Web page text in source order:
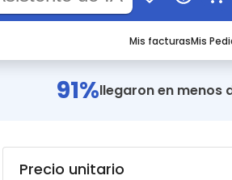
Mis facturasMis
91%llegaron en menos
Precio unitario